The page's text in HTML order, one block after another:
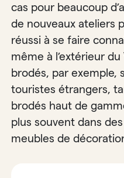
cas pour beaucoup
de nouveaux ateliers
réussi à se faire
même à l’extérieur
brodés, par exemple,
touristes étrangers,
brodés haut de
plus souvent dans
meubles de